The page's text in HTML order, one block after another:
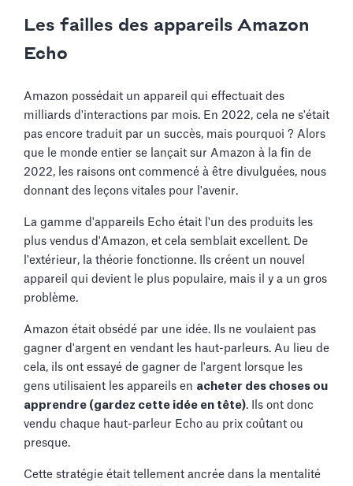
Les failles des appareils Amazon
Echo
Amazon possédait un appareil qui effectuait des
milliards d'interactions par mois. En 2022, cela ne s'était
pas encore traduit par un succès, mais pourquoi ? Alors
que le monde entier se lançait sur Amazon à la fin de
2022, les raisons ont commencé à être divulguées, nous
donnant des leçons vitales pour l'avenir.
La gamme d'appareils Echo était l'un des produits les
plus vendus d'Amazon, et cela semblait excellent. De
l'extérieur, la théorie fonctionne. Ils créent un nouvel
appareil qui devient le plus populaire, mais il y a un gros
problème.
Amazon était obsédé par une idée. Ils ne voulaient pas
gagner d'argent en vendant les haut-parleurs. Au lieu de
cela, ils ont essayé de gagner de l'argent lorsque les
gens utilisaient les appareils en acheter des choses ou
apprendre (gardez cette idée en tête). Ils ont donc
vendu chaque haut-parleur Echo au prix coûtant ou
presque.
Cette stratégie était tellement ancrée dans la mentalité